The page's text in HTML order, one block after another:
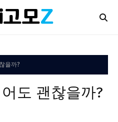
을까?
도 괜찮을까?